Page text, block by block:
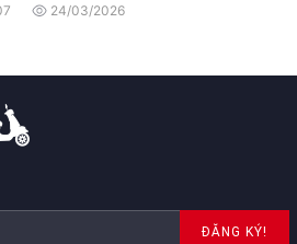
24/03/2026
ĐĂNG KÝ!